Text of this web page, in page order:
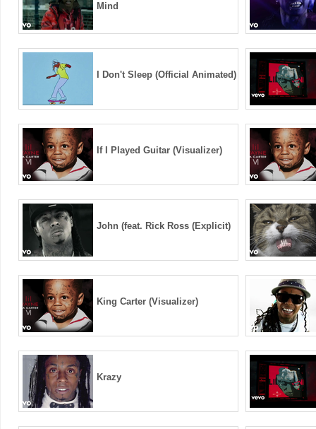
Mind
I Don't Sleep (Official Animated)
If I Played Guitar (Visualizer)
John (feat. Rick Ross (Explicit)
King Carter (Visualizer)
Krazy